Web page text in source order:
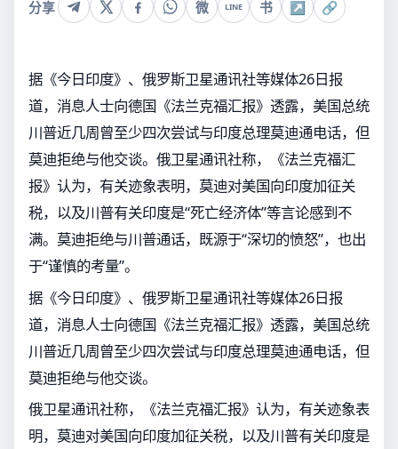
分享 微 LINE 书 ↗ 🔗
据《今日印度》、俄罗斯卫星通讯社等媒体26日报
道，消息人士向德国《法兰克福汇报》透露，美国总统
川普近几周曾至少四次尝试与印度总理莫迪通电话，但
莫迪拒绝与他交谈。俄卫星通讯社称，《法兰克福汇
报》认为，有关迹象表明，莫迪对美国向印度加征关
税，以及川普有关印度是“死亡经济体”等言论感到不
满。莫迪拒绝与川普通话，既源于“深切的愤怒”，也出
于“谨慎的考量”。
据《今日印度》、俄罗斯卫星通讯社等媒体26日报
道，消息人士向德国《法兰克福汇报》透露，美国总统
川普近几周曾至少四次尝试与印度总理莫迪通电话，但
莫迪拒绝与他交谈。
俄卫星通讯社称，《法兰克福汇报》认为，有关迹象表
明，莫迪对美国向印度加征关税，以及川普有关印度是